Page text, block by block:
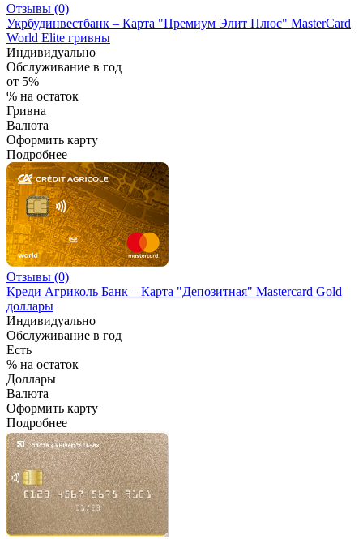
Отзывы (0)
Укрбудинвестбанк – Карта "Премиум Элит Плюс" MasterCard
World Elite гривны
Индивидуально
Обслуживание в год
от 5%
% на остаток
Гривна
Валюта
Оформить карту
Подробнее
Отзывы (0)
Креди Агриколь Банк – Карта "Депозитная" Mastercard Gold
доллары
Индивидуально
Обслуживание в год
Есть
% на остаток
Доллары
Валюта
Оформить карту
Подробнее